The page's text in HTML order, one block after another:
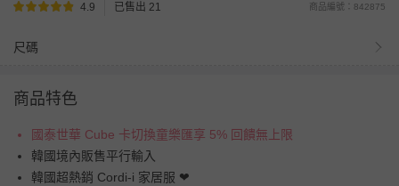
4.9 已售出 21 商品編號：842875
尺碼
商品特色
國泰世華 Cube 卡切換童樂匯享 5% 回饋無上限
韓國境內販售平行輸入
韓國超熱銷 Cordi-i 家居服 ❤︎